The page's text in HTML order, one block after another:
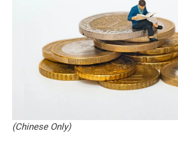
(Chinese Only)